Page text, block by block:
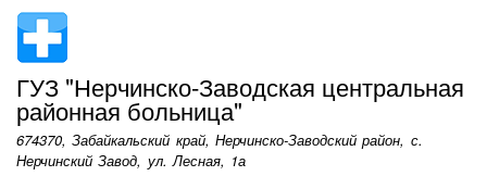
содержанию
ГУЗ "Нерчинско-Заводская центральная
районная больница"
674370, Забайкальский край, Нерчинско-Заводский район, с.
Нерчинский Завод, ул. Лесная, 1а